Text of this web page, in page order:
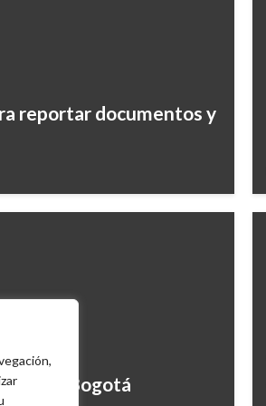
reportar documentos y
de Bogotá